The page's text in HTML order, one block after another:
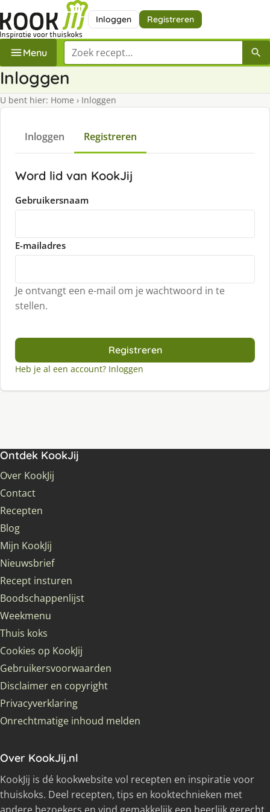
Inloggen Registreren
Menu Zoek een recept
Inloggen
U bent hier: Home › Inloggen
Inloggen Registreren
Word lid van KookJij
Gebruikersnaam
E-mailadres
Je ontvangt een e-mail om je wachtwoord in te
stellen.
Registreren
Heb je al een account? Inloggen
Ontdek KookJij
Over KookJij
Contact
Recepten
Blog
Mijn KookJij
Nieuwsbrief
Recept insturen
Boodschappenlijst
Weekmenu
Thuis koks
Cookies op KookJij
Gebruikersvoorwaarden
Disclaimer en copyright
Privacyverklaring
Onrechtmatige inhoud melden
Over KookJij.nl
KookJij is dé kookwebsite vol recepten en inspiratie voor
thuiskoks. Deel recepten, tips en kooktechnieken met